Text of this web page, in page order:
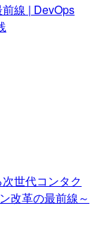
線 | DevOps
世代コンタク
改革の最前線～